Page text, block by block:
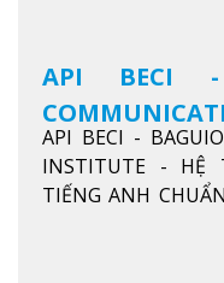
API BECI -
THỐNG
ANH CHUẨN
API BECI -
INSTITUTE - HỆ
TIẾNG ANH